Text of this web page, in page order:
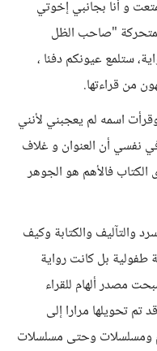
و أنا بجانبي إخوتي
"صاحب الظل
ستلمع عيونكم دفئا ،
من قراءتها.
اسمه لم يعجبني لأنني
نفسي أن العنوان و غلاف
فالأهم هو الجوهر
والتآليف والكتابة وكيف
طفولية بل كانت رواية
مصدر ألهام للقراء
تم تحويلها مرارا إلى
ومسلسلات وحتى مسلسلات